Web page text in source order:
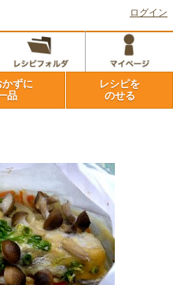
ログイン
ずに
品
レシピを
のせる